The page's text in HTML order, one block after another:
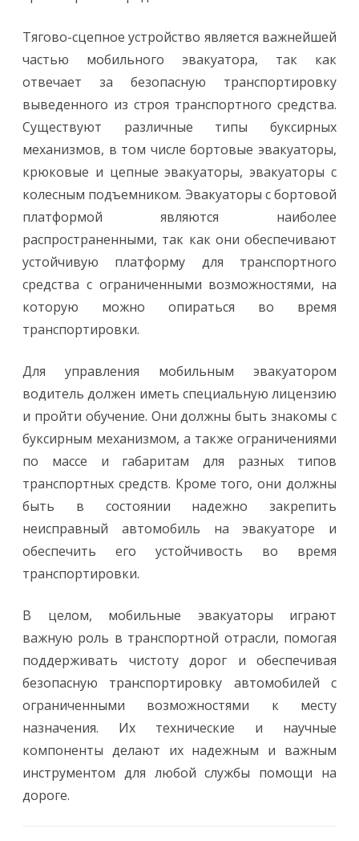
Тягово-сцепное устройство является важнейшей
частью мобильного эвакуатора, так как
отвечает за безопасную транспортировку
выведенного из строя транспортного средства.
Существуют различные типы буксирных
механизмов, в том числе бортовые эвакуаторы,
крюковые и цепные эвакуаторы, эвакуаторы с
колесным подъемником. Эвакуаторы с бортовой
платформой являются наиболее
распространенными, так как они обеспечивают
устойчивую платформу для транспортного
средства с ограниченными возможностями, на
которую можно опираться во время
транспортировки.
Для управления мобильным эвакуатором
водитель должен иметь специальную лицензию
и пройти обучение. Они должны быть знакомы с
буксирным механизмом, а также ограничениями
по массе и габаритам для разных типов
транспортных средств. Кроме того, они должны
быть в состоянии надежно закрепить
неисправный автомобиль на эвакуаторе и
обеспечить его устойчивость во время
транспортировки.
В целом, мобильные эвакуаторы играют
важную роль в транспортной отрасли, помогая
поддерживать чистоту дорог и обеспечивая
безопасную транспортировку автомобилей с
ограниченными возможностями к месту
назначения. Их технические и научные
компоненты делают их надежным и важным
инструментом для любой службы помощи на
дороге.